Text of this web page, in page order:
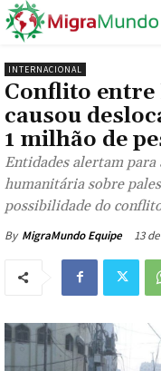
INTERNACIONAL
Conflito entre
causou
1 milhão de
Entidades alertam
humanitária sobre
possibilidade do
By MigraMundo Equipe 13